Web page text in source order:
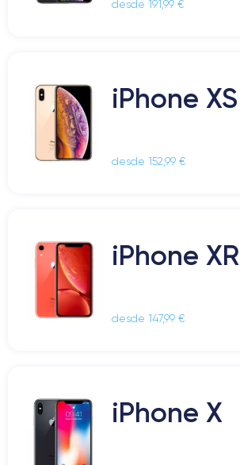
desde 191,99 €
iPhone XS
desde 152,99 €
iPhone XR
desde 147,99 €
iPhone X